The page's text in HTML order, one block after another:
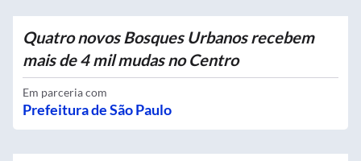
Quatro novos Bosques Urbanos recebem
mais de 4 mil mudas no Centro
Em parceria com
Prefeitura de São Paulo